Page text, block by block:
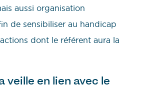
aussi organisation
de sensibiliser au handicap
dont le référent aura la
veille en lien avec le